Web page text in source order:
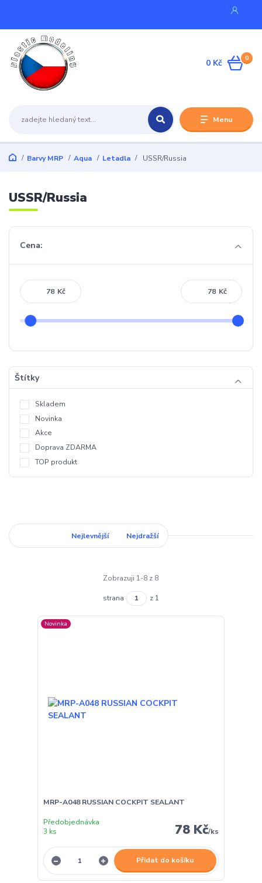
Menu
0
0 Kč
Barvy MRP Aqua Letadla USSR/Russia
USSR/Russia
Cena:
Kč Kč
Štítky
Skladem
Novinka
Akce
Doprava ZDARMA
TOP produkt
Nejlevnější Nejdražší
Zobrazuji 1-8 z 8
strana z 1
Novinka
MRP-A048 RUSSIAN COCKPIT SEALANT
78 Kč/ks
Předobjednávka
3 ks
Přidat do košíku